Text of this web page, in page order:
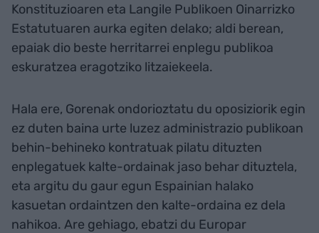
Konstituzioaren eta Langile Publikoen Oinarrizko
Estatutuaren aurka egiten delako; aldi berean,
epaiak dio beste herritarrei enplegu publikoa
eskuratzea eragotziko litzaiekeela.
Hala ere, Gorenak ondorioztatu du oposiziorik egin
ez duten baina urte luzez administrazio publikoan
behin-behineko kontratuak pilatu dituzten
enplegatuek kalte-ordainak jaso behar dituztela,
eta argitu du gaur egun Espainian halako
kasuetan ordaintzen den kalte-ordaina ez dela
nahikoa. Are gehiago, ebatzi du Europar